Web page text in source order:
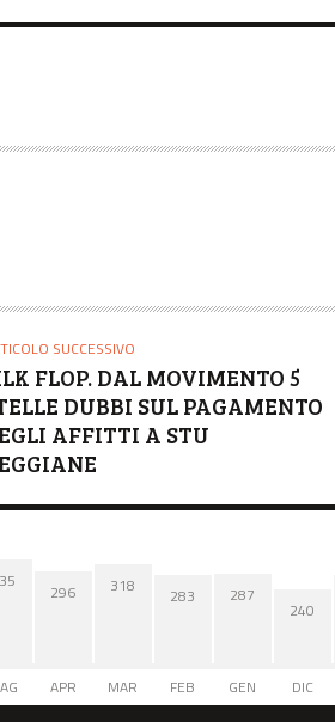
SUCCESSIVO
FLOP. DAL MOVIMENTO 5
DUBBI SUL PAGAMENTO
AFFITTI A STU
296
APR
318
MAR
283
FEB
287
GEN
240
DIC